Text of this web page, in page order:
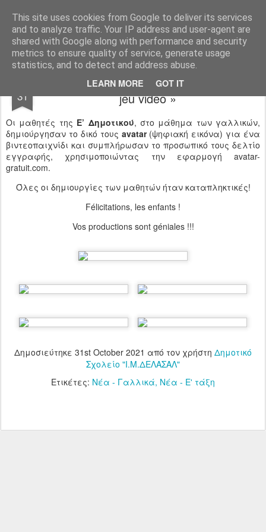
This site uses cookies from Google to deliver its services
and to analyze traffic. Your IP address and user-agent are
shared with Google along with performance and security
metrics to ensure quality of service, generate usage
statistics, and to detect and address abuse.
LEARN MORE GOT IT
Ιδιωτικό Δημοτικό Σχολείο "Ι.Μ.ΔΕΛΑΣΑΛ"
31
« Ensemble pour créer un profil pour un
jeu vidéo »
Οι μαθητές της Ε’ Δημοτικού, στο μάθημα των γαλλικών,
δημιούργησαν το δικό τους avatar (ψηφιακή εικόνα) για ένα
βιντεοπαιχνίδι και συμπλήρωσαν το προσωπικό τους δελτίο
εγγραφής, χρησιμοποιώντας την εφαρμογή avatar-
gratuit.com.
Όλες οι δημιουργίες των μαθητών ήταν καταπληκτικές!
Félicitations, les enfants !
Vos productions sont géniales !!!
Δημοσιεύτηκε 31st October 2021 από τον χρήστη Δημοτικό
Σχολείο "Ι.Μ.ΔΕΛΑΣΑΛ"
Ετικέτες: Νέα - Γαλλικά Νέα - Ε' τάξη